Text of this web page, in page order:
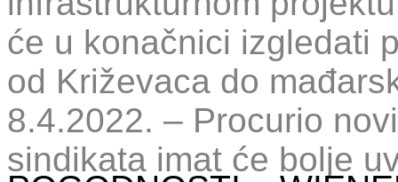
će u konačnici izgledati
od Križevaca do
8.4.2022. – Procurio
sindikata imat će bolje